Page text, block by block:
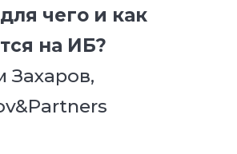
чего и как
на ИБ?
Захаров,